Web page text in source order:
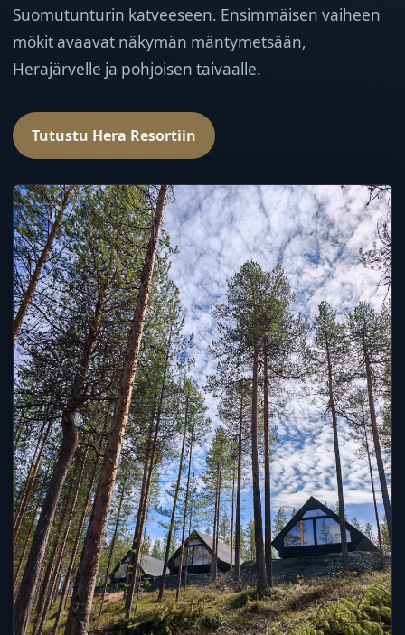
Suomutunturin katveeseen. Ensimmäisen vaiheen
mökit avaavat näkymän mäntymetsään,
Herajärvelle ja pohjoisen taivaalle.
Tutustu Hera Resortiin